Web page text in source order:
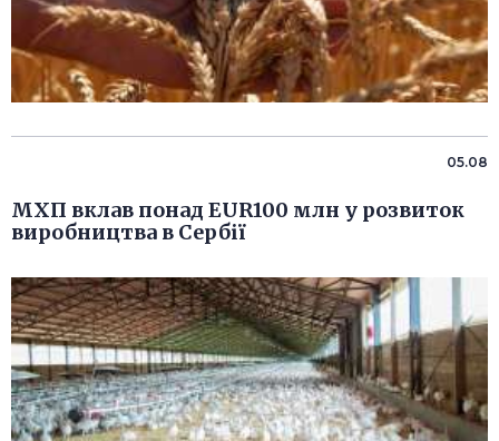
05.08
МХП вклав понад EUR100 млн у розвиток
виробництва в Сербії